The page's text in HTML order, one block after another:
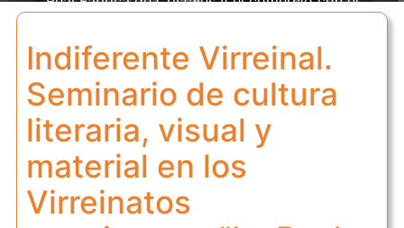
Indiferente Virreinal.
Seminario de cultura
literaria, visual y
material en los
Virreinatos